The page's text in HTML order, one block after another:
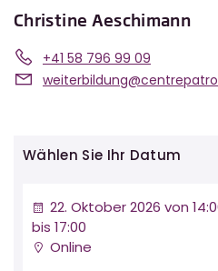
Christine Aeschimann
+41 58 796 99 09
Wählen Sie Ihr Datum
22. Oktober 2026 von
bis 17:00
Online